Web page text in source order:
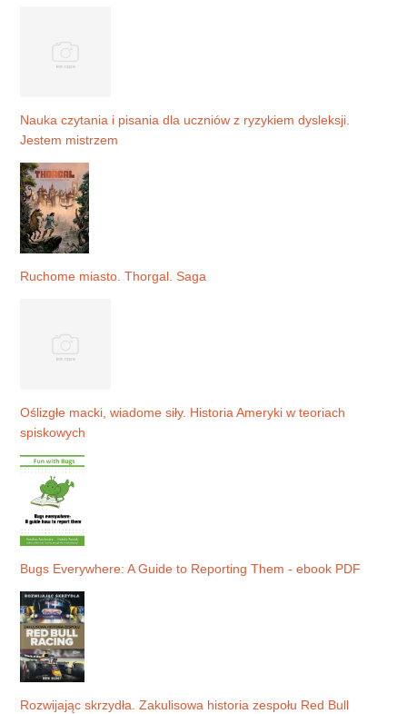
Nauka czytania i pisania dla uczniów z ryzykiem dysleksji.
Jestem mistrzem
Ruchome miasto. Thorgal. Saga
Oślizgłe macki, wiadome siły. Historia Ameryki w teoriach
spiskowych
Bugs Everywhere: A Guide to Reporting Them - ebook PDF
Rozwijając skrzydła. Zakulisowa historia zespołu Red Bull